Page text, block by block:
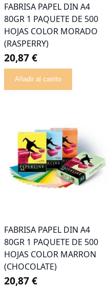
FABRISA PAPEL DIN A4
80GR 1 PAQUETE DE 500
HOJAS COLOR MORADO
(RASPERRY)
20,87 €
Añadir al carrito
FABRISA PAPEL DIN A4
80GR 1 PAQUETE DE 500
HOJAS COLOR MARRON
(CHOCOLATE)
20,87 €